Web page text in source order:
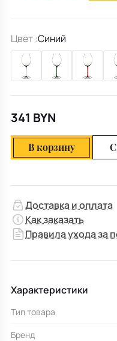
Цвет :Синий
341 BYN
В корзину
Доставка и оплата
Как заказать
Правила ухода за
Характеристики
Тип товара
Бренд